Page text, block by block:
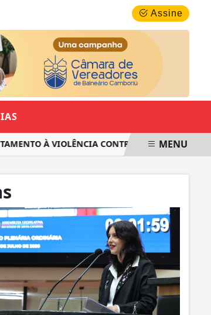
Assine
À VIOLÊNCIA CONTRA AS MULHERES EM
MENU